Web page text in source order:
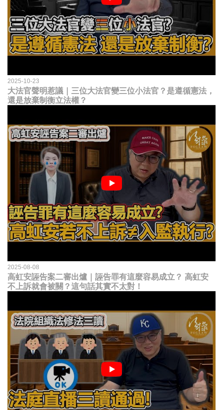
2025-10-23
大法官聲明惹議｜三位大法官變三位小法官？是遵循憲法，
還是放棄制衡立法權？
2025-08-08
高虹安誣告案二審出爐｜誣告罪有這麼容易成立？ 高虹安
不上訴就會被關？這句話其實不太對！